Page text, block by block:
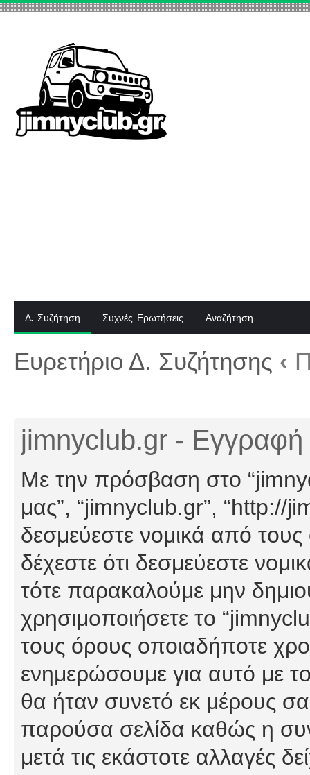
Δ. Συζήτηση Συχνές Ερωτήσεις Αναζήτηση
Ευρετήριο Δ. Συζήτησης ‹
jimnyclub.gr - Εγγραφή
Με την πρόσβαση στο
μας”, “jimnyclub.gr”, “http://
δεσμεύεστε νομικά από
δέχεστε ότι δεσμεύεστε
τότε παρακαλούμε μην
χρησιμοποιήσετε το
τους όρους οποιαδήποτε
ενημερώσουμε για αυτό με
θα ήταν συνετό εκ μέρους
παρούσα σελίδα καθώς η
μετά τις εκάστοτε αλλαγές